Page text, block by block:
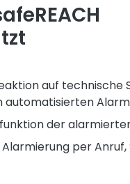
auf technische
automatisierten Alarm
der
per Anruf,